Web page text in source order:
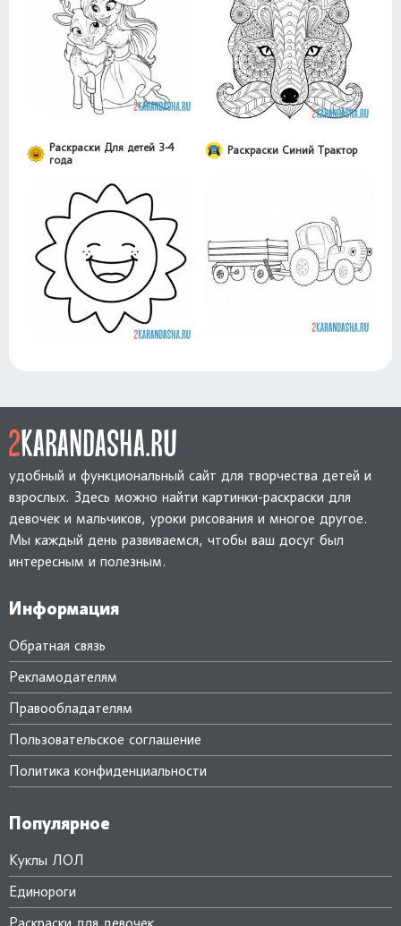
Раскраски Для детей 3-4
года
Раскраски Синий Трактор
удобный и функциональный сайт для творчества детей и
взрослых. Здесь можно найти картинки-раскраски для
девочек и мальчиков, уроки рисования и многое другое.
Мы каждый день развиваемся, чтобы ваш досуг был
интересным и полезным.
Информация
Обратная связь
Рекламодателям
Правообладателям
Пользовательское соглашение
Политика конфиденциальности
Популярное
Куклы ЛОЛ
Единороги